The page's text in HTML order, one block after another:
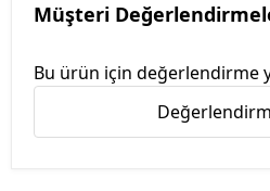
Müşteri
Bu ürün için değerlendirme